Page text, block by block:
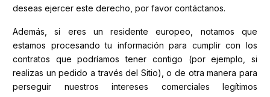
deseas ejercer este derecho, por favor contáctanos.
Además, si eres un residente europeo, notamos que
estamos procesando tu información para cumplir con los
contratos que podríamos tener contigo (por ejemplo, si
realizas un pedido a través del Sitio), o de otra manera para
perseguir nuestros intereses comerciales legítimos